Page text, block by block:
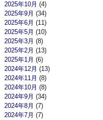
2025年10月 (4)
2025年9月 (34)
2025年6月 (11)
2025年5月 (10)
2025年3月 (8)
2025年2月 (13)
2025年1月 (6)
2024年12月 (13)
2024年11月 (8)
2024年10月 (8)
2024年9月 (34)
2024年8月 (7)
2024年7月 (7)